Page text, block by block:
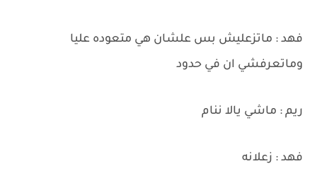
فهد : ماتزعليش بس علشان هي متعوده عليا
وماتعرفشي ان في حدود
ريم : ماشي يالا ننام
فهد : زعلانه